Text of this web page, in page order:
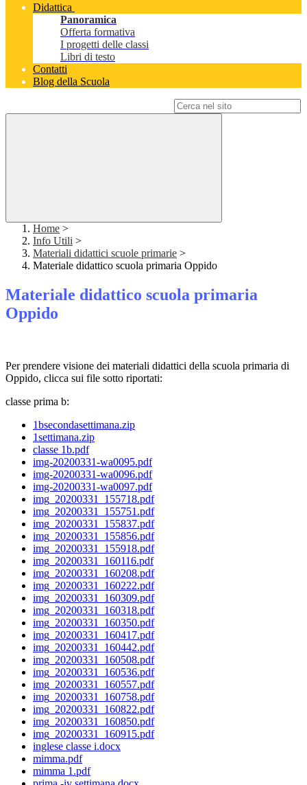
Didattica
Panoramica
Offerta formativa
I progetti delle classi
Libri di testo
Contatti
Blog della Scuola
Home >
Info Utili >
Materiali didattici scuole primarie >
Materiale didattico scuola primaria Oppido
Materiale didattico scuola primaria
Oppido
Per prendere visione dei materiali didattici della scuola primaria di
Oppido, clicca sui file sotto riportati:
classe prima b:
1bsecondasettimana.zip
1settimana.zip
classe 1b.pdf
img-20200331-wa0095.pdf
img-20200331-wa0096.pdf
img-20200331-wa0097.pdf
img_20200331_155718.pdf
img_20200331_155751.pdf
img_20200331_155837.pdf
img_20200331_155856.pdf
img_20200331_155918.pdf
img_20200331_160116.pdf
img_20200331_160208.pdf
img_20200331_160222.pdf
img_20200331_160309.pdf
img_20200331_160318.pdf
img_20200331_160350.pdf
img_20200331_160417.pdf
img_20200331_160442.pdf
img_20200331_160508.pdf
img_20200331_160536.pdf
img_20200331_160557.pdf
img_20200331_160758.pdf
img_20200331_160822.pdf
img_20200331_160850.pdf
img_20200331_160915.pdf
inglese classe i.docx
mimma.pdf
mimma 1.pdf